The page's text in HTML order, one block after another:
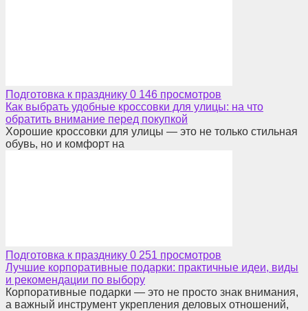
Подготовка к празднику 0 146 просмотров
Как выбрать удобные кроссовки для улицы: на что
обратить внимание перед покупкой
Хорошие кроссовки для улицы — это не только стильная
обувь, но и комфорт на
Подготовка к празднику 0 251 просмотров
Лучшие корпоративные подарки: практичные идеи, виды
и рекомендации по выбору
Корпоративные подарки — это не просто знак внимания,
а важный инструмент укрепления деловых отношений,